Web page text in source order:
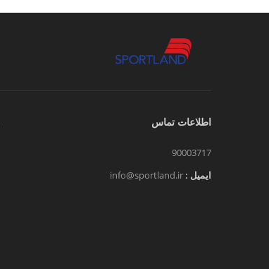
اطلاعات تماس
90003717
ایمیل : info@sportland.ir